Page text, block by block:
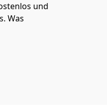
und
Was